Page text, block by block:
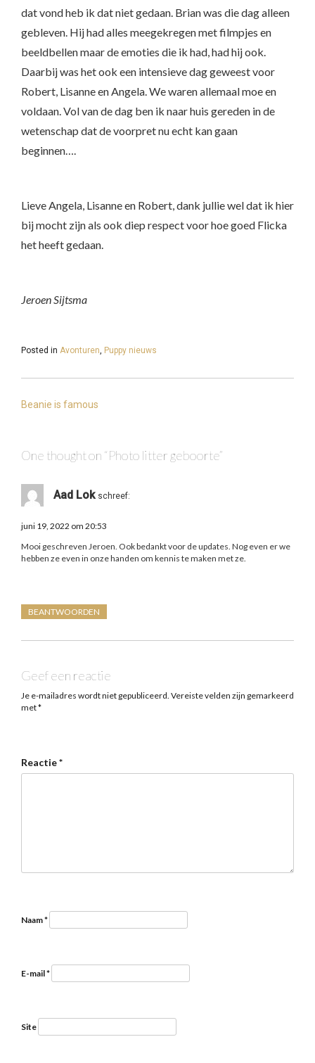
dat vond heb ik dat niet gedaan. Brian was die dag alleen
gebleven. Hij had alles meegekregen met filmpjes en
beeldbellen maar de emoties die ik had, had hij ook.
Daarbij was het ook een intensieve dag geweest voor
Robert, Lisanne en Angela. We waren allemaal moe en
voldaan. Vol van de dag ben ik naar huis gereden in de
wetenschap dat de voorpret nu echt kan gaan
beginnen….
Lieve Angela, Lisanne en Robert, dank jullie wel dat ik hier
bij mocht zijn als ook diep respect voor hoe goed Flicka
het heeft gedaan.
Jeroen Sijtsma
Posted in Avonturen, Puppy nieuws
NAVIGATIE
Beanie is famous
One thought on “Photo litter geboorte”
Aad Lok schreef:
juni 19, 2022 om 20:53
Mooi geschreven Jeroen. Ook bedankt voor de updates. Nog even er we
hebben ze even in onze handen om kennis te maken met ze.
BEANTWOORDEN
Geef een reactie
Je e-mailadres wordt niet gepubliceerd. Vereiste velden zijn gemarkeerd
met*
Reactie*
Naam*
E-mail*
Site